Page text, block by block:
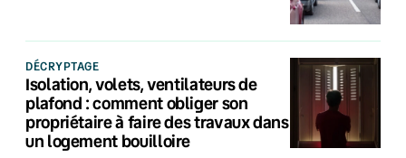
DÉCRYPTAGE
Isolation, volets, ventilateurs de
plafond : comment obliger son
propriétaire à faire des travaux dans
un logement bouilloire